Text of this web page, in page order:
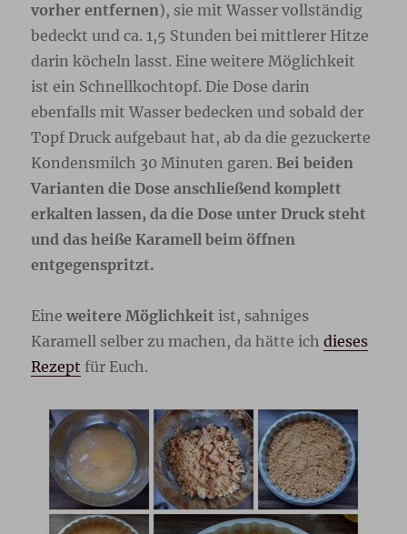
vorher entfernen), sie mit Wasser vollständig
bedeckt und ca. 1,5 Stunden bei mittlerer Hitze
darin köcheln lasst. Eine weitere Möglichkeit
ist ein Schnellkochtopf. Die Dose darin
ebenfalls mit Wasser bedecken und sobald der
Topf Druck aufgebaut hat, ab da die gezuckerte
Kondensmilch 30 Minuten garen.Bei beiden
Varianten die Dose anschließend komplett
erkalten lassen, da die Dose unter Druck steht
und das heiße Karamell beim öffnen
entgegenspritzt.
Eineweitere Möglichkeit ist, sahniges
Karamell selber zu machen, da hätte ichdieses
Rezept für Euch.